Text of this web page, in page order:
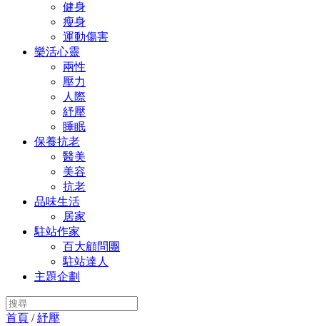
健身
瘦身
運動傷害
樂活心靈
兩性
壓力
人際
紓壓
睡眠
保養抗老
醫美
美容
抗老
品味生活
居家
駐站作家
百大顧問團
駐站達人
主題企劃
首頁 /紓壓